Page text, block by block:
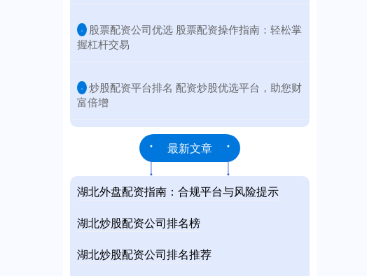
· ​股票配资公司优选 股票配资操作指南：轻松掌
握杠杆交易
· ​炒股配资平台排名 配资炒股优选平台，助您财
富倍增
最新文章
湖北外盘配资指南：合规平台与风险提示
湖北炒股配资公司排名榜
湖北炒股配资公司排名推荐